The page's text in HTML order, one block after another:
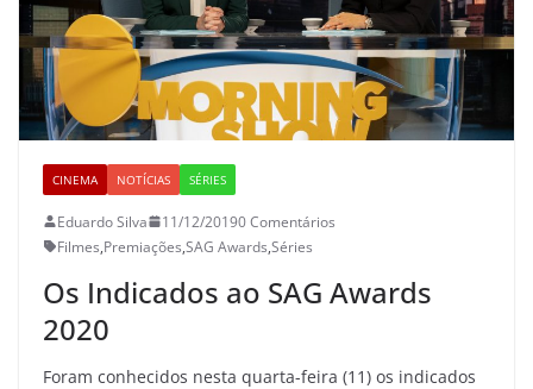
CINEMA NOTÍCIAS SÉRIES
Eduardo Silva 11/12/20190 Comentários
Filmes,Premiações,SAG Awards,Séries
Os Indicados ao SAG Awards
2020
Foram conhecidos nesta quarta-feira (11) os indicados